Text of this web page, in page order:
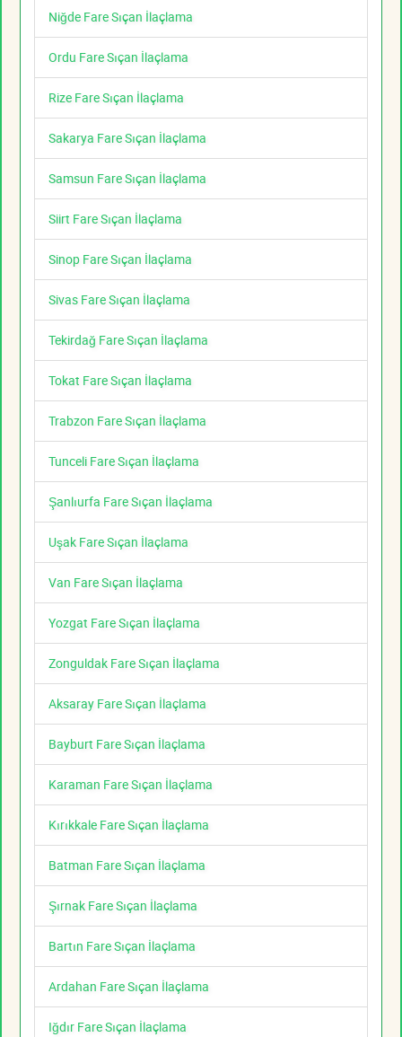
Niğde Fare Sıçan İlaçlama
Ordu Fare Sıçan İlaçlama
Rize Fare Sıçan İlaçlama
Sakarya Fare Sıçan İlaçlama
Samsun Fare Sıçan İlaçlama
Siirt Fare Sıçan İlaçlama
Sinop Fare Sıçan İlaçlama
Sivas Fare Sıçan İlaçlama
Tekirdağ Fare Sıçan İlaçlama
Tokat Fare Sıçan İlaçlama
Trabzon Fare Sıçan İlaçlama
Tunceli Fare Sıçan İlaçlama
Şanlıurfa Fare Sıçan İlaçlama
Uşak Fare Sıçan İlaçlama
Van Fare Sıçan İlaçlama
Yozgat Fare Sıçan İlaçlama
Zonguldak Fare Sıçan İlaçlama
Aksaray Fare Sıçan İlaçlama
Bayburt Fare Sıçan İlaçlama
Karaman Fare Sıçan İlaçlama
Kırıkkale Fare Sıçan İlaçlama
Batman Fare Sıçan İlaçlama
Şırnak Fare Sıçan İlaçlama
Bartın Fare Sıçan İlaçlama
Ardahan Fare Sıçan İlaçlama
Iğdır Fare Sıçan İlaçlama